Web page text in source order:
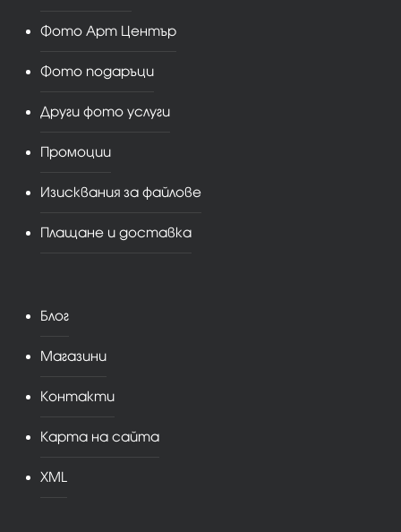
Фото Арт Център
Фото подаръци
Други фото услуги
Промоции
Изисквания за файлове
Плащане и доставка
Блог
Магазини
Контакти
Карта на сайта
XML